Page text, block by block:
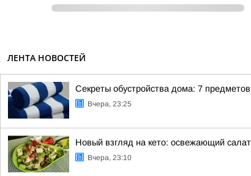
ЛЕНТА НОВОСТЕЙ
Секреты обустройства дома: 7
Вчера, 23:25
Новый взгляд на кето: освежающий
Вчера, 23:10